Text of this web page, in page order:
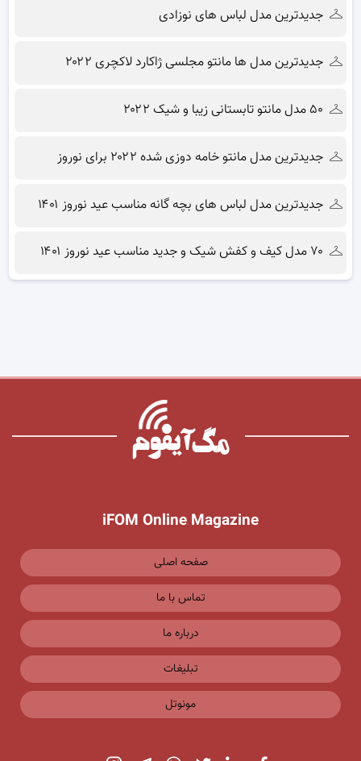
جدیدترین مدل لباس های نوزادی
جدیدترین مدل ها مانتو مجلسی ژاکارد لاکچری ۲۰۲۲
۵۰ مدل مانتو تابستانی زیبا و شیک ۲۰۲۲
جدیدترین مدل مانتو خامه دوزی شده ۲۰۲۲ برای نوروز
جدیدترین مدل لباس های بچه گانه مناسب عید نوروز ۱۴۰۱
۷۰ مدل کیف و کفش شیک و جدید مناسب عید نوروز ۱۴۰۱
iFOM Online Magazine
صفحه اصلی
تماس با ما
درباره ما
تبلیغات
مونوتل